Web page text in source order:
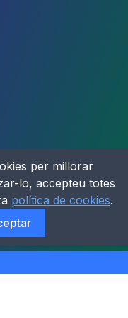
per millorar
lo, accepteu totes
política de cookies.